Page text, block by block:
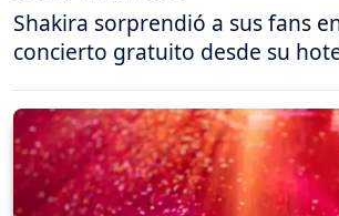
Shakira sorprendió a sus fans
concierto gratuito desde su